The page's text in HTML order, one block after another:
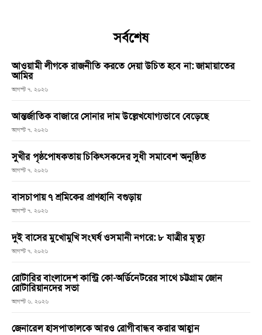
সর্বশেষ
আওয়ামী লীগকে রাজনীতি করতে দেয়া উচিত হবে না: জামায়াতের
আমির
আগস্ট ৭, ২০২৬
আন্তর্জাতিক বাজারে সোনার দাম উল্লেখযোগ্যভাবে বেড়েছে
আগস্ট ৭, ২০২৬
সুখীর পৃষ্ঠপোষকতায় চিকিৎসকদের সুধী সমাবেশ অনুষ্ঠিত
আগস্ট ৭, ২০২৬
বাসচাপায় ৭ শ্রমিকের প্রাণহানি বগুড়ায়
আগস্ট ৭, ২০২৬
দুই বাসের মুখোমুখি সংঘর্ষ ওসমানী নগরে: ৮ যাত্রীর মৃত্যু
আগস্ট ৭, ২০২৬
রোটারির বাংলাদেশ কান্ট্রি কো-অর্ডিনেটরের সাথে চট্টগ্রাম জোন
রোটারিয়ানদের সভা
আগস্ট ৬, ২০২৬
জেনারেল হাসপাতালকে আরও রোগীবান্ধব করার আহ্বান